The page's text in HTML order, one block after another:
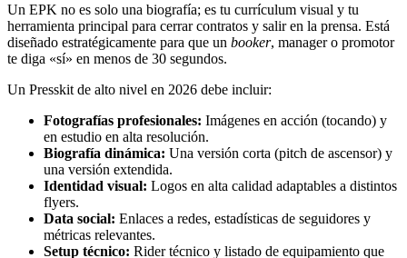
Un EPK no es solo una biografía; es tu currículum visual y tu
herramienta principal para cerrar contratos y salir en la prensa. Está
diseñado estratégicamente para que un booker, manager o promotor
te diga «sí» en menos de 30 segundos.
Un Presskit de alto nivel en 2026 debe incluir:
Fotografías profesionales: Imágenes en acción (tocando) y
en estudio en alta resolución.
Biografía dinámica: Una versión corta (pitch de ascensor) y
una versión extendida.
Identidad visual: Logos en alta calidad adaptables a distintos
flyers.
Data social: Enlaces a redes, estadísticas de seguidores y
métricas relevantes.
Setup técnico: Rider técnico y listado de equipamiento que